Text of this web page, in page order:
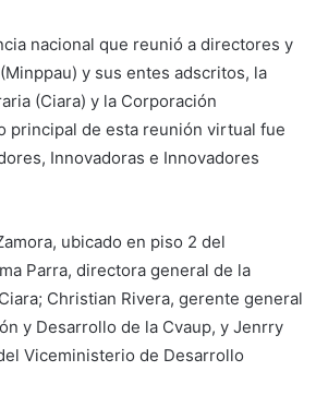
nacional que reunió a directores y
y sus entes adscritos, la
(Ciara) y la Corporación
principal de esta reunión virtual fue
Innovadoras e Innovadores
ubicado en piso 2 del
Parra, directora general de la
Christian Rivera, gerente general
y Desarrollo de la Cvaup, y Jenrry
Viceministerio de Desarrollo